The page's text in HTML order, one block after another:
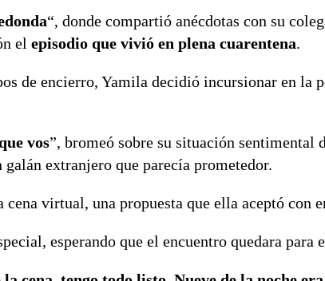
“, donde compartió anécdotas con su
el episodio que vivió en plena cuarentena.
de encierro, Yamila decidió incursionar en la
vos”, bromeó sobre su situación sentimental
galán extranjero que parecía prometedor.
virtual, una propuesta que ella aceptó con
esperando que el encuentro quedara para